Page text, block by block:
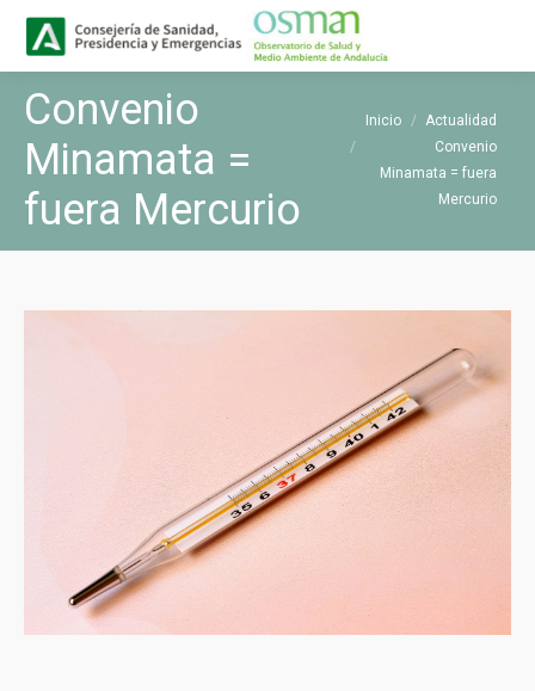
Convenio
Minamata =
fuera Mercurio
Estás aquí:
Inicio
Actualidad
Convenio
Minamata = fuera
Mercurio